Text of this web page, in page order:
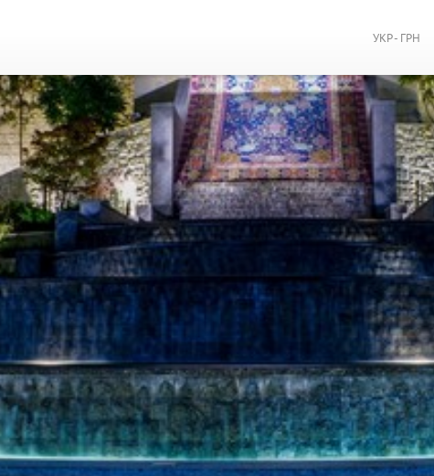
УКР - ГРН